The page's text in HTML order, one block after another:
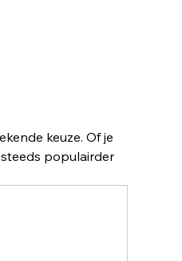
keuze. Of je
populairder